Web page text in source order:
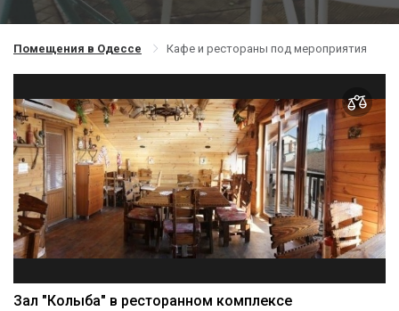
Помещения в Одессе Кафе и рестораны под мероприятия
Зал "Колыба" в ресторанном комплексе